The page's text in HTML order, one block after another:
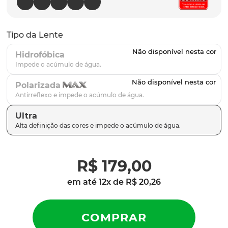
Tipo da Lente
Hidrofóbica
Polarizada
Ultra
R$ 179,00
em até 12x de R$ 20,26
9º parafusos